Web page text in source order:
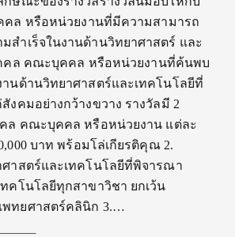
ล หรือหน่วยงานที่มีความสามารถ
สำเร็จในงานด้านวิทยาศาสตร์ และ
คล คณะบุคคล หรือหน่วยงานที่ค้นพบ
นด้านวิทยาศาสตร์และเทคโนโลยีที่
งคมอย่างกว้างขวาง รางวัลมี 2
ล คณะบุคคล หรือหน่วยงาน แต่ละ
บาท พร้อมโล่เกียรติคุณ 2.
ศาสตร์และเทคโนโลยีที่พิจารณา
คโนโลยีทุกสาขาวิชา ยกเว้น
ทยศาสตร์คลินิก 3.…